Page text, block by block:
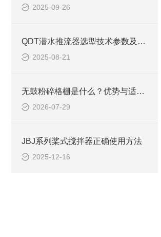
2025-09-26
QDT潜水推流器选型技术参数及QTD潜水推进器安装方法
2025-08-21
无鼓粉碎格栅是什么？优势与适用工况梳理
2026-07-29
JBJ系列桨式搅拌器正确使用方法
2025-12-16